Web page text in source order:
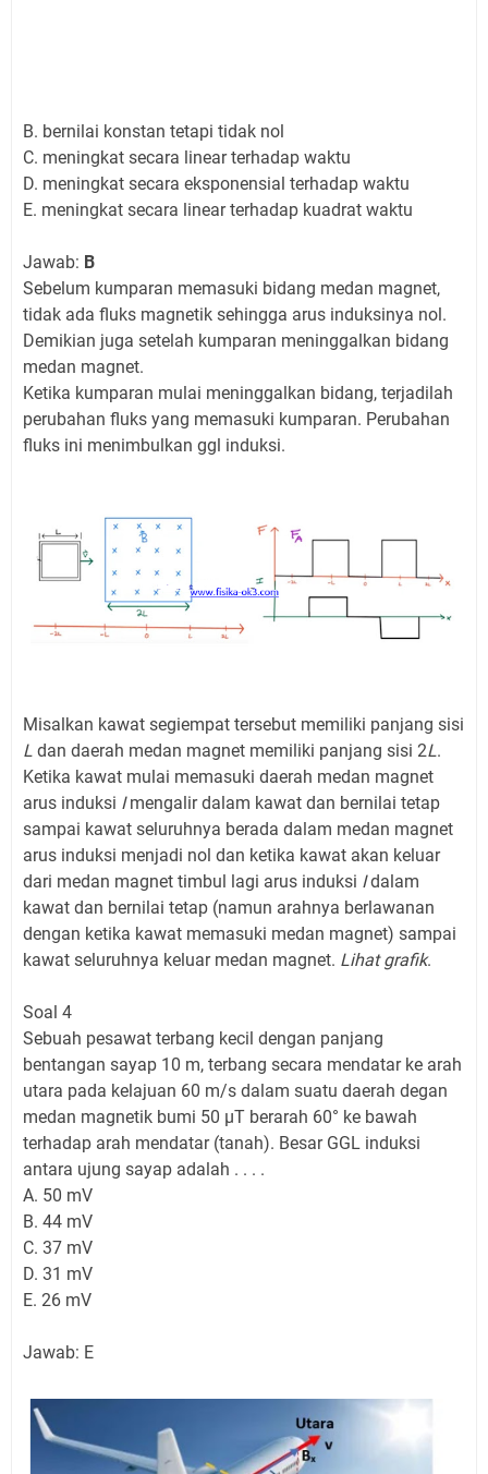
B. bernilai konstan tetapi tidak nol
C. meningkat secara linear terhadap waktu
D. meningkat secara eksponensial terhadap waktu
E. meningkat secara linear terhadap kuadrat waktu
Jawab: B
Sebelum kumparan memasuki bidang medan magnet,
tidak ada fluks magnetik sehingga arus induksinya nol.
Demikian juga setelah kumparan meninggalkan bidang
medan magnet.
Ketika kumparan mulai meninggalkan bidang, terjadilah
perubahan fluks yang memasuki kumparan. Perubahan
fluks ini menimbulkan ggl induksi.
Misalkan kawat segiempat tersebut memiliki panjang sisi
L dan daerah medan magnet memiliki panjang sisi 2L.
Ketika kawat mulai memasuki daerah medan magnet
arus induksi Imengalir dalam kawat dan bernilai tetap
sampai kawat seluruhnya berada dalam medan magnet
arus induksi menjadi nol dan ketika kawat akan keluar
dari medan magnet timbul lagi arus induksi Idalam
kawat dan bernilai tetap (namun arahnya berlawanan
dengan ketika kawat memasuki medan magnet) sampai
kawat seluruhnya keluar medan magnet. Lihat grafik.
Soal 4
Sebuah pesawat terbang kecil dengan panjang
bentangan sayap 10 m, terbang secara mendatar ke arah
utara pada kelajuan 60 m/s dalam suatu daerah degan
medan magnetik bumi 50 µT berarah 60° ke bawah
terhadap arah mendatar (tanah). Besar GGL induksi
antara ujung sayap adalah . . . .
A. 50 mV
B. 44 mV
C. 37 mV
D. 31 mV
E. 26 mV
Jawab: E